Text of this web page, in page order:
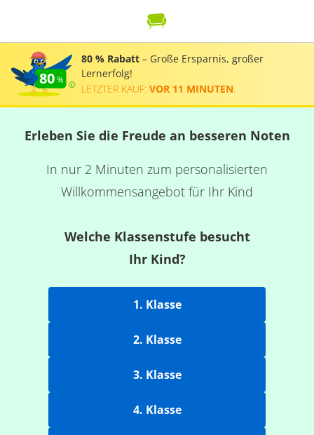
80
80 % Rabatt – Große Ersparnis, großer
Lernerfolg!
LETZTER KAUF: VOR 11 MINUTEN
Erleben Sie die Freude an besseren Noten
In nur 2 Minuten zum personalisierten
Willkommensangebot für Ihr Kind
Welche Klassenstufe besucht
Ihr Kind?
1. Klasse
2. Klasse
3. Klasse
4. Klasse